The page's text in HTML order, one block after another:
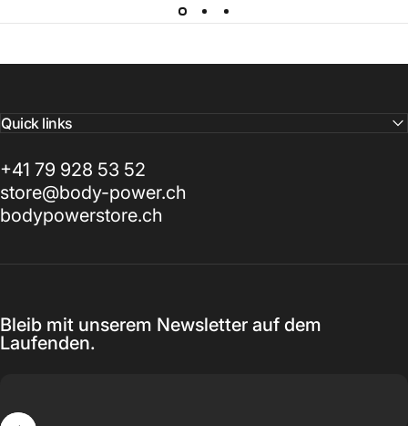
Quick links
+41 79 928 53 52
store@body-power.ch
bodypowerstore.ch
Bleib mit unserem Newsletter auf dem
Laufenden.